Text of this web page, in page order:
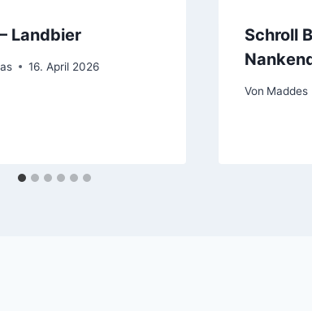
Landbier
16. April 2026
Schroll
Von Maddes